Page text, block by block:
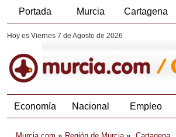
Portada Murcia Cartagena
Hoy es Viernes 7 de Agosto de 2026
Economía Nacional Empleo